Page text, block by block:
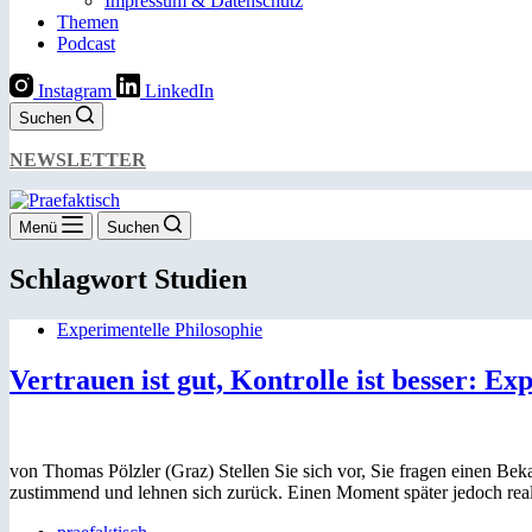
Themen
Podcast
Instagram LinkedIn
Suchen
NEWSLETTER
Menü Suchen
Schlagwort Studien
Experimentelle Philosophie
Vertrauen ist gut, Kontrolle ist besser:
von Thomas Pölzler (Graz) Stellen Sie sich vor, Sie fragen einen
zustimmend und lehnen sich zurück. Einen Moment später jedoch